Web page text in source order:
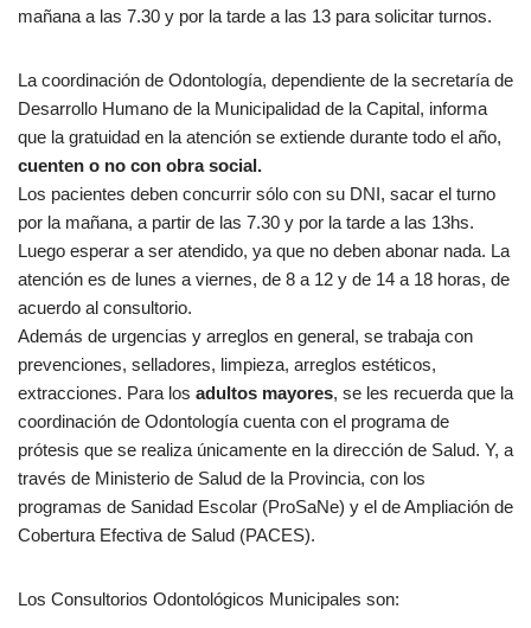
mañana a las 7.30 y por la tarde a las 13 para solicitar turnos.
La coordinación de Odontología, dependiente de la secretaría de
Desarrollo Humano de la Municipalidad de la Capital, informa
que la gratuidad en la atención se extiende durante todo el año,
cuenten o no con obra social.
Los pacientes deben concurrir sólo con su DNI, sacar el turno
por la mañana, a partir de las 7.30 y por la tarde a las 13hs.
Luego esperar a ser atendido, ya que no deben abonar nada. La
atención es de lunes a viernes, de 8 a 12 y de 14 a 18 horas, de
acuerdo al consultorio.
Además de urgencias y arreglos en general, se trabaja con
prevenciones, selladores, limpieza, arreglos estéticos,
extracciones. Para los adultos mayores, se les recuerda que la
coordinación de Odontología cuenta con el programa de
prótesis que se realiza únicamente en la dirección de Salud. Y, a
través de Ministerio de Salud de la Provincia, con los
programas de Sanidad Escolar (ProSaNe) y el de Ampliación de
Cobertura Efectiva de Salud (PACES).
Los Consultorios Odontológicos Municipales son: